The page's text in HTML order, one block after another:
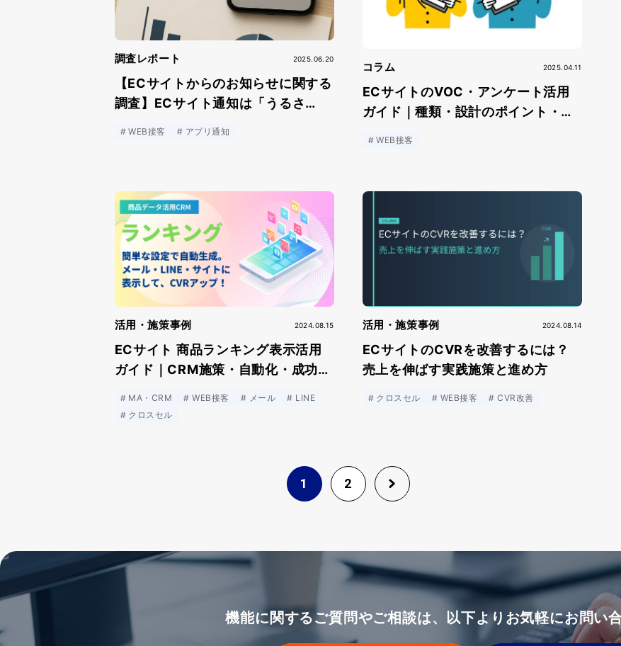
調査レポート 2025.06.20
【ECサイトからのお知らせに関する
調査】ECサイト通知は「うるさ
WEB接客 アプリ通知
コラム 2025.04.11
ECサイトのVOC・アンケート活用
ガイド｜種類・設計のポイント・分
WEB接客
活用・施策事例 2024.08.15
ECサイト 商品ランキング表示活用
ガイド｜CRM施策・自動化・成功事
MA・CRM WEB接客 メール
LINE
クロスセル
活用・施策事例 2024.08.14
ECサイトのCVRを改善するには？
売上を伸ばす実践施策と進め方
クロスセル WEB接客 CVR改善
1 2
機能に関するご質問やご相談は、以下よりお気軽にお問い